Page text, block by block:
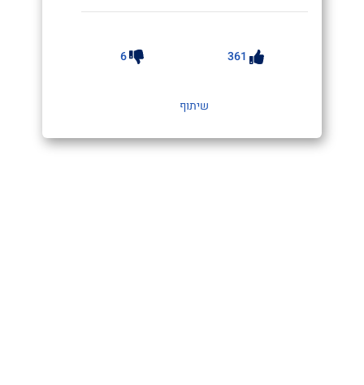
361
6
שיתוף